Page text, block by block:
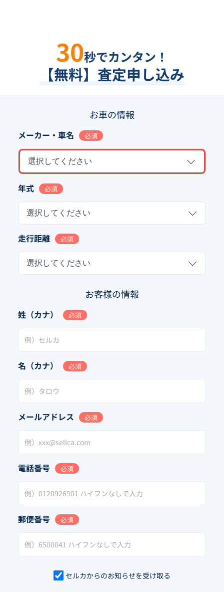
30秒でカンタン！
【無料】査定申し込み
お車の情報
メーカー・車名 必須
選択してください
年式 必須
選択してください
走行距離 必須
選択してください
お客様の情報
姓（カナ） 必須
名（カナ） 必須
メールアドレス 必須
電話番号 必須
郵便番号 必須
セルカからのお知らせを受け取る